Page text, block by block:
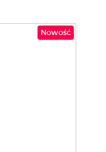
Nowość